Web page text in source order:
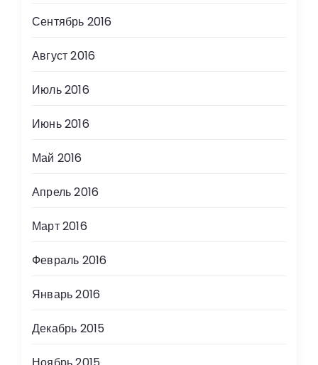
Сентябрь 2016
Август 2016
Июль 2016
Июнь 2016
Май 2016
Апрель 2016
Март 2016
Февраль 2016
Январь 2016
Декабрь 2015